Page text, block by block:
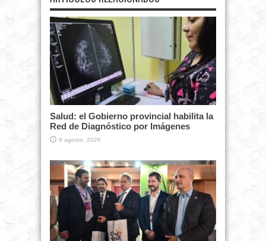
Salud: el Gobierno provincial habilita la
Red de Diagnóstico por Imágenes
8 agosto, 2026